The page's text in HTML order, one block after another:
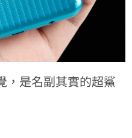
，是名副其實的超鯊